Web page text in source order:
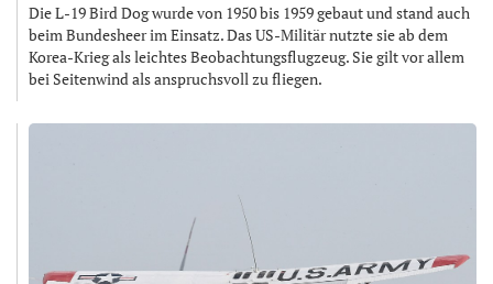
Die L-19 Bird Dog wurde von 1950 bis 1959 gebaut und stand auch
beim Bundesheer im Einsatz. Das US-Militär nutzte sie ab dem
Korea-Krieg als leichtes Beobachtungsflugzeug. Sie gilt vor allem
bei Seitenwind als anspruchsvoll zu fliegen.